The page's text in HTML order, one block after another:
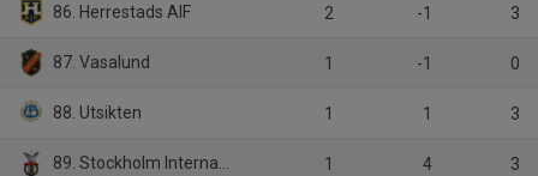
86. Herrestads AIF 2 -1 3
87. Vasalund 1 -1 0
88. Utsikten 1 1 3
89. Stockholm Internazionale 1 4 3